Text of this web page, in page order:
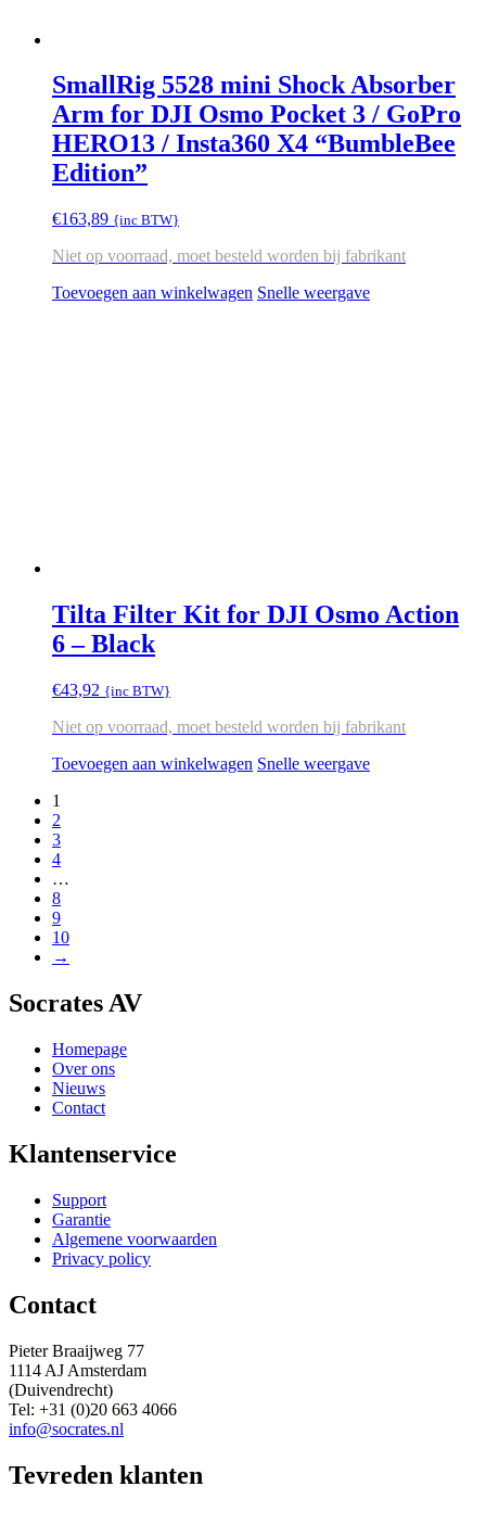
SmallRig 5528 mini Shock Absorber
Arm for DJI Osmo Pocket 3 / GoPro
HERO13 / Insta360 X4 “BumbleBee
Edition”
€163,89 {inc BTW}
Niet op voorraad, moet besteld worden bij fabrikant
Toevoegen aan winkelwagen Snelle weergave
Tilta Filter Kit for DJI Osmo Action
6 – Black
€43,92 {inc BTW}
Niet op voorraad, moet besteld worden bij fabrikant
Toevoegen aan winkelwagen Snelle weergave
1
2
3
4
…
8
9
10
→
Socrates AV
Homepage
Over ons
Nieuws
Contact
Klantenservice
Support
Garantie
Algemene voorwaarden
Privacy policy
Contact
Pieter Braaijweg 77
1114 AJ Amsterdam
(Duivendrecht)
Tel: +31 (0)20 663 4066
info@socrates.nl
Tevreden klanten